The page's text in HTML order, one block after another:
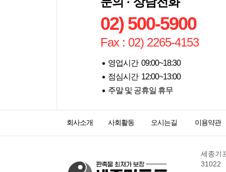
02) 500-5900
Fax : 02) 2265-4153
영업시간 09:00~18:30
점심시간 12:00~13:00
주말 및 공휴일 휴무
회사소개 사회활동 오시는길 이용약관
세종기
31022